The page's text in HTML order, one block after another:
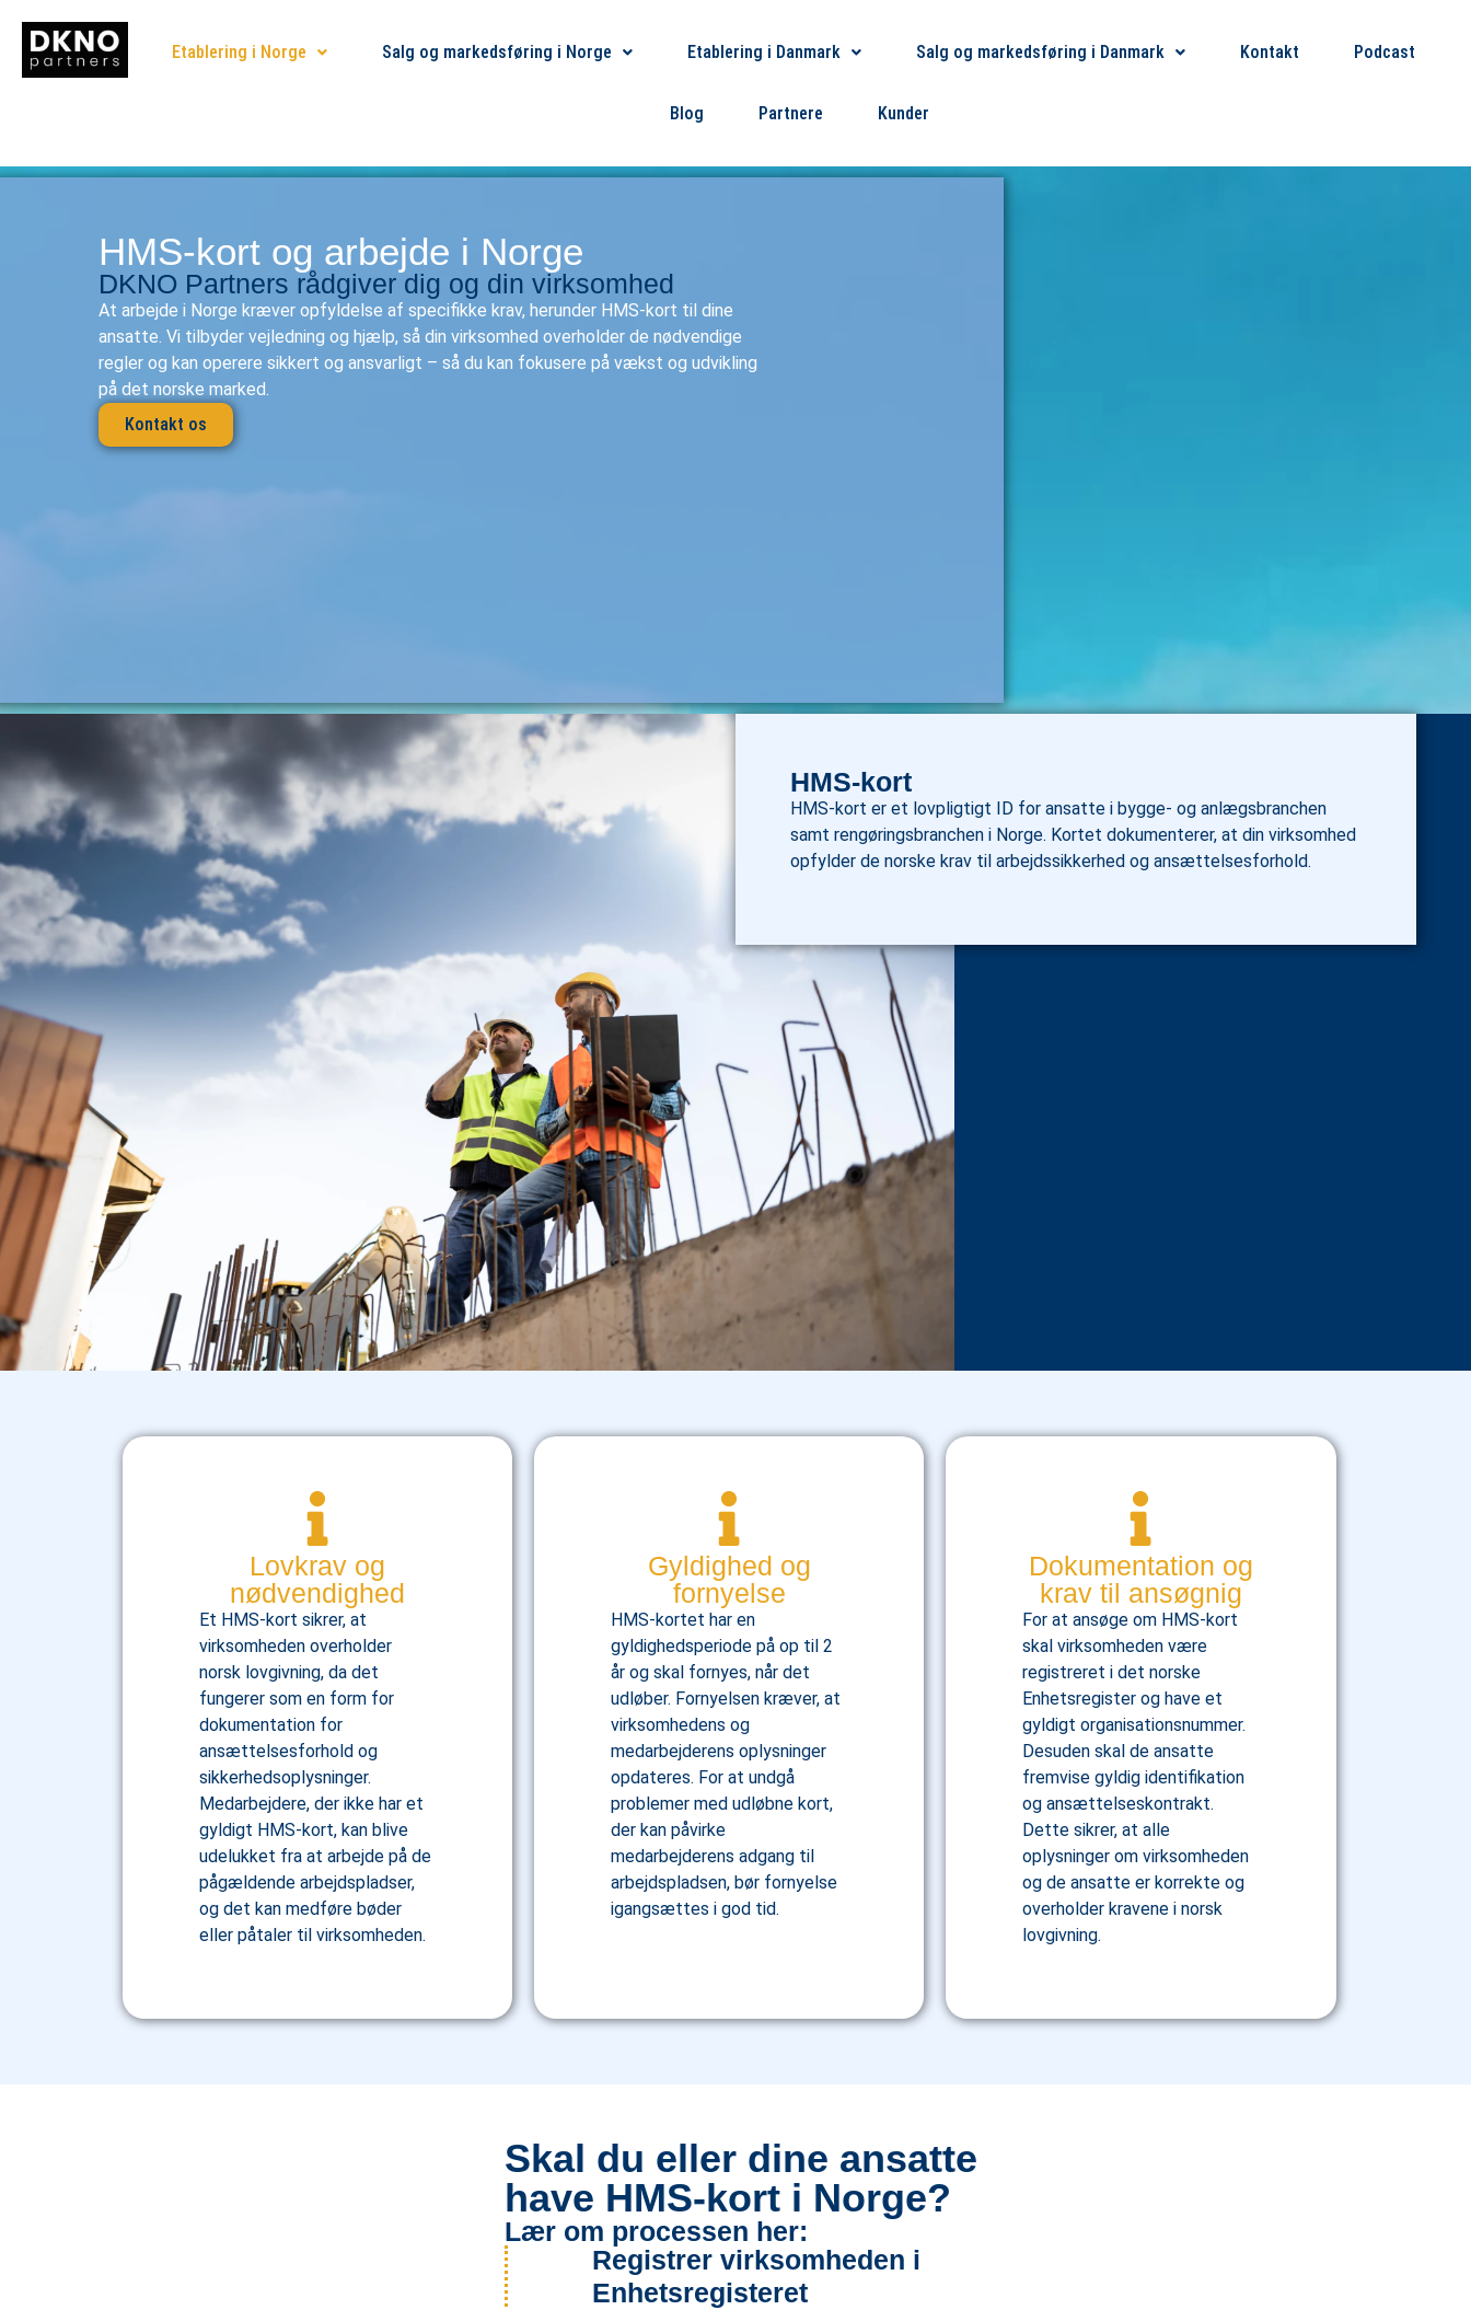
Etablering i Norge Salg og markedsføring i Norge Etablering i Danmark Salg og markedsføring i Danmark Kontakt Podcast
Blog Partnere Kunder
HMS-kort og arbejde i Norge
DKNO Partners rådgiver dig og din virksomhed
At arbejde i Norge kræver opfyldelse af specifikke krav, herunder HMS-kort til dine
ansatte. Vi tilbyder vejledning og hjælp, så din virksomhed overholder de nødvendige
regler og kan operere sikkert og ansvarligt – så du kan fokusere på vækst og udvikling
på det norske marked.
Kontakt os
HMS-kort
HMS-kort er et lovpligtigt ID for ansatte i bygge- og anlægsbranchen
samt rengøringsbranchen i Norge. Kortet dokumenterer, at din virksomhed
opfylder de norske krav til arbejdssikkerhed og ansættelsesforhold.
Lovkrav og
nødvendighed
Et HMS-kort sikrer, at
virksomheden overholder
norsk lovgivning, da det
fungerer som en form for
dokumentation for
ansættelsesforhold og
sikkerhedsoplysninger.
Medarbejdere, der ikke har et
gyldigt HMS-kort, kan blive
udelukket fra at arbejde på de
pågældende arbejdspladser,
og det kan medføre bøder
eller påtaler til virksomheden.
Gyldighed og
fornyelse
HMS-kortet har en
gyldighedsperiode på op til 2
år og skal fornyes, når det
udløber. Fornyelsen kræver, at
virksomhedens og
medarbejderens oplysninger
opdateres. For at undgå
problemer med udløbne kort,
der kan påvirke
medarbejderens adgang til
arbejdspladsen, bør fornyelse
igangsættes i god tid.
Dokumentation og
krav til ansøgnig
For at ansøge om HMS-kort
skal virksomheden være
registreret i det norske
Enhetsregister og have et
gyldigt organisationsnummer.
Desuden skal de ansatte
fremvise gyldig identifikation
og ansættelseskontrakt.
Dette sikrer, at alle
oplysninger om virksomheden
og de ansatte er korrekte og
overholder kravene i norsk
lovgivning.
Skal du eller dine ansatte
have HMS-kort i Norge?
Lær om processen her:
Registrer virksomheden i
Enhetsregisteret